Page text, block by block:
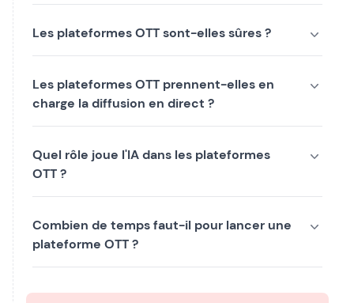
Les plateformes OTT sont-elles sûres ?
Les plateformes OTT prennent-elles en
charge la diffusion en direct ?
Quel rôle joue l'IA dans les plateformes
OTT ?
Combien de temps faut-il pour lancer une
plateforme OTT ?